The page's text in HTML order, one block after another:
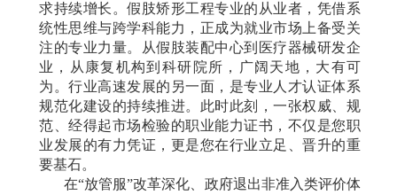
求持续增长。假肢矫形工程专业的从业者，凭借系
统性思维与跨学科能力，正成为就业市场上备受关
注的专业力量。从假肢装配中心到医疗器械研发企
业，从康复机构到科研院所，广阔天地，大有可
为。行业高速发展的另一面，是专业人才认证体系
规范化建设的持续推进。此时此刻，一张权威、规
范、经得起市场检验的职业能力证书，不仅是您职
业发展的有力凭证，更是您在行业立足、晋升的重
要基石。
在“放管服”改革深化、政府退出非准入类评价体